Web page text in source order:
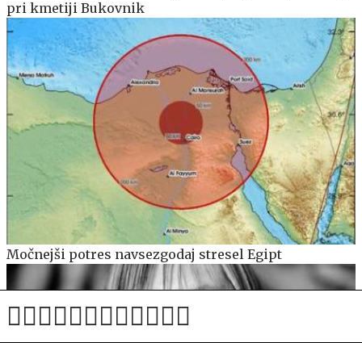
pri kmetiji Bukovnik
Močnejši potres navsezgodaj stresel Egipt